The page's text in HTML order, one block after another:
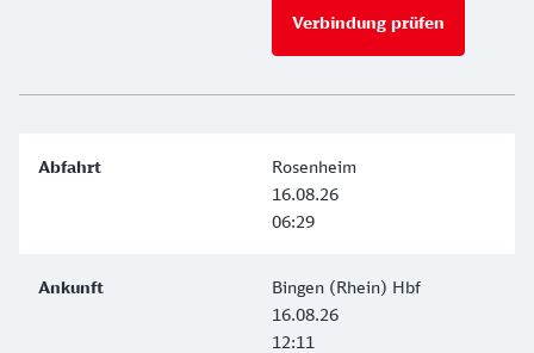
Verbindung prüfen
Rosenheim
16.08.26
06:29
Bingen (Rhein) Hbf
16.08.26
12:11